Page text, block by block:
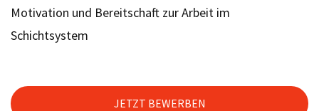
Motivation und Bereitschaft zur Arbeit im
Schichtsystem
JETZT BEWERBEN